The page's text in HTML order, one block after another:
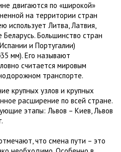
двигаются по «широкой»
на территории стран
использует Литва, Латвия,
Большинство стран
и Португалии)
мм). Его называют
считается мировым
транспорте.
крупных узлов и крупных
расширение по всей стране.
этапы: Львов – Киев, Львов
что смена пути – это